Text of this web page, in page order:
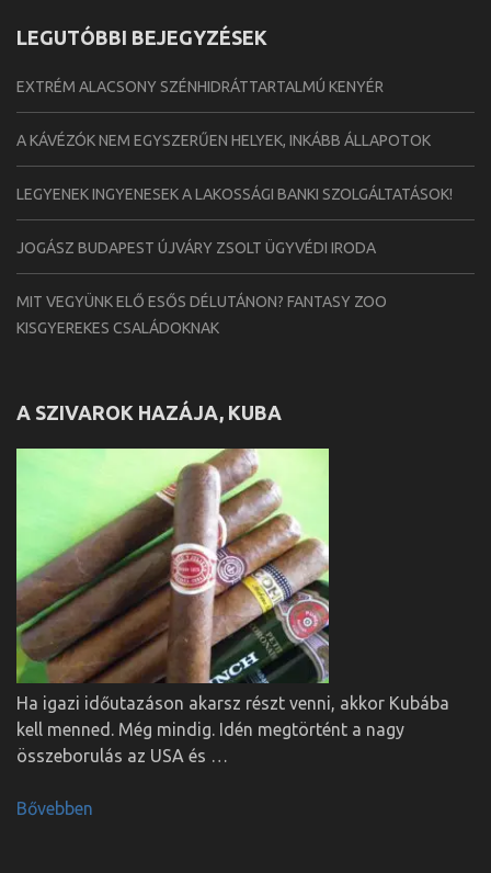
LEGUTÓBBI BEJEGYZÉSEK
EXTRÉM ALACSONY SZÉNHIDRÁTTARTALMÚ KENYÉR
A KÁVÉZÓK NEM EGYSZERŰEN HELYEK, INKÁBB ÁLLAPOTOK
LEGYENEK INGYENESEK A LAKOSSÁGI BANKI SZOLGÁLTATÁSOK!
JOGÁSZ BUDAPEST ÚJVÁRY ZSOLT ÜGYVÉDI IRODA
MIT VEGYÜNK ELŐ ESŐS DÉLUTÁNON? FANTASY ZOO
KISGYEREKES CSALÁDOKNAK
A SZIVAROK HAZÁJA, KUBA
Ha igazi időutazáson akarsz részt venni, akkor Kubába
kell menned. Még mindig. Idén megtörtént a nagy
összeborulás az USA és …
Bővebben